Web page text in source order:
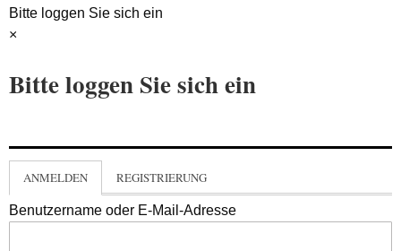
Bitte loggen Sie sich ein
×
Bitte loggen Sie sich ein
ANMELDEN REGISTRIERUNG
Benutzername oder E-Mail-Adresse